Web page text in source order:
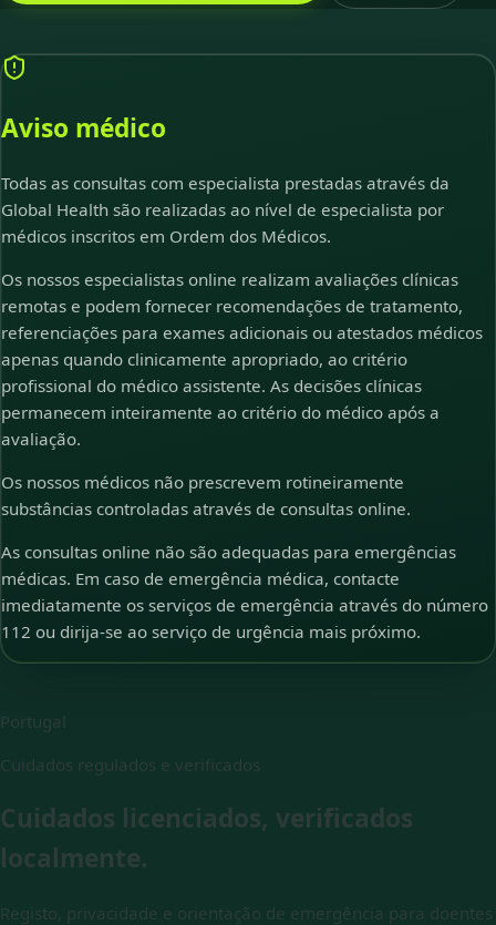
Aviso médico
Todas as consultas com especialista prestadas através da
Global Health são realizadas ao nível de especialista por
médicos inscritos em Ordem dos Médicos.
Os nossos especialistas online realizam avaliações clínicas
remotas e podem fornecer recomendações de tratamento,
referenciações para exames adicionais ou atestados médicos
apenas quando clinicamente apropriado, ao critério
profissional do médico assistente. As decisões clínicas
permanecem inteiramente ao critério do médico após a
avaliação.
Os nossos médicos não prescrevem rotineiramente
substâncias controladas através de consultas online.
As consultas online não são adequadas para emergências
médicas. Em caso de emergência médica, contacte
imediatamente os serviços de emergência através do número
112 ou dirija-se ao serviço de urgência mais próximo.
Portugal
Cuidados regulados e verificados
Cuidados licenciados, verificados
localmente.
Registo, privacidade e orientação de emergência para doentes